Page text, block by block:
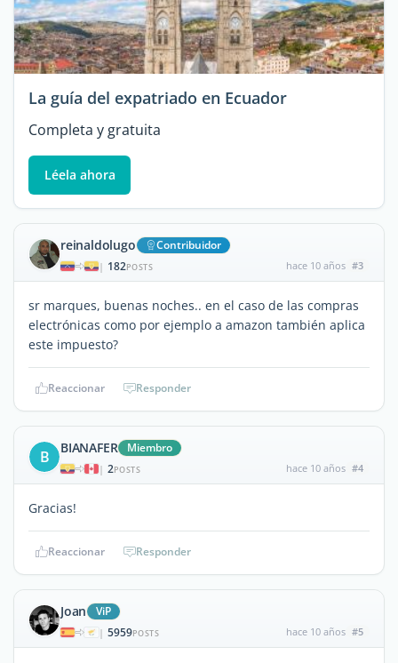
La guía del expatriado en Ecuador
Completa y gratuita
Léela ahora
reinaldolugo Contribuidor
| 182POSTS hace 10 años #3
sr marques, buenas noches.. en el caso de las compras
electrónicas como por ejemplo a amazon también aplica
este impuesto?
Reaccionar Responder
B BIANAFER Miembro
| 2POSTS hace 10 años #4
Gracias!
Reaccionar Responder
Joan ViP
| 5959POSTS hace 10 años #5